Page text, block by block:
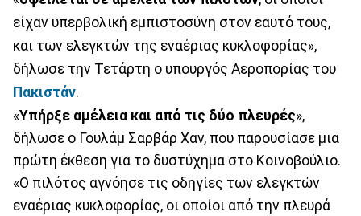
είχαν υπερβολική εμπιστοσύνη στον εαυτό τους,
και των ελεγκτών της εναέριας κυκλοφορίας»,
δήλωσε την Τετάρτη ο υπουργός Αεροπορίας του
Πακιστάν.
«Υπήρξε αμέλεια και από τις δύο πλευρές»,
δήλωσε ο Γουλάμ Σαρβάρ Χαν, που παρουσίασε μια
πρώτη έκθεση για το δυστύχημα στο Κοινοβούλιο.
«Ο πιλότος αγνόησε τις οδηγίες των ελεγκτών
εναέριας κυκλοφορίας, οι οποίοι από την πλευρά